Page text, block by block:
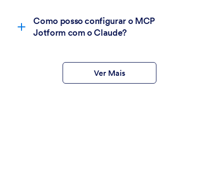
Como posso configurar o MCP
Jotform com o Claude?
Ver Mais